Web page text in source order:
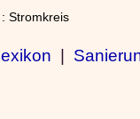
: Stromkreis
|